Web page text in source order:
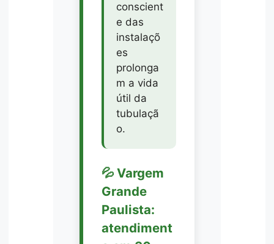
conscient
e das
instalaçõ
es
prolonga
m a vida
útil da
tubulaçã
o.
💦 Vargem
Grande
Paulista:
atendiment